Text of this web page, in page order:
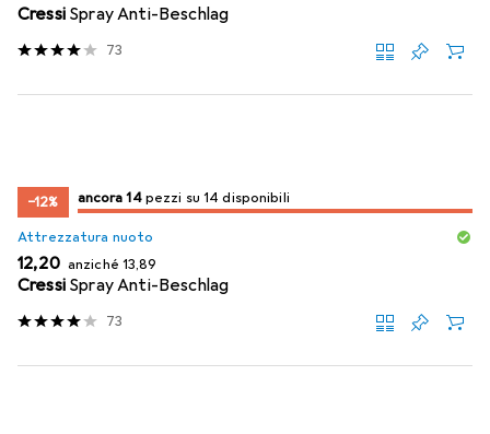
Cressi Spray Anti-Beschlag
73
−12% 14/ 14
14/ 14 in vendita
ancora 14 pezzi su 14 disponibili
Attrezzatura nuoto
EUR
12,20 anziché EUR
13,89
Cressi Spray Anti-Beschlag
73